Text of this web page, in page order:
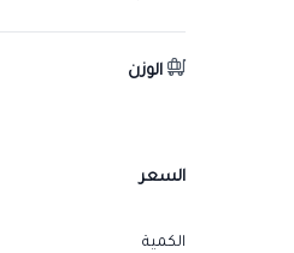
الوزن
السعر
الكمية